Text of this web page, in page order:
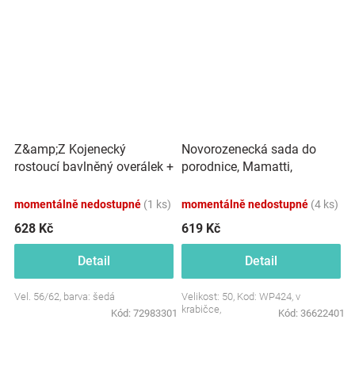
Z&amp;Z Kojenecký
rostoucí bavlněný overálek +
momentálně nedostupné (1 ks)
628 Kč
Detail
Vel. 56/62, barva: šedá
Kód: 72983301
Novorozenecká sada do
porodnice, Mamatti,
Pampeliška, vel. 50
momentálně nedostupné (4 ks)
619 Kč
Detail
Velikost: 50, Kod: WP424, v
krabičce,
Kód: 36622401